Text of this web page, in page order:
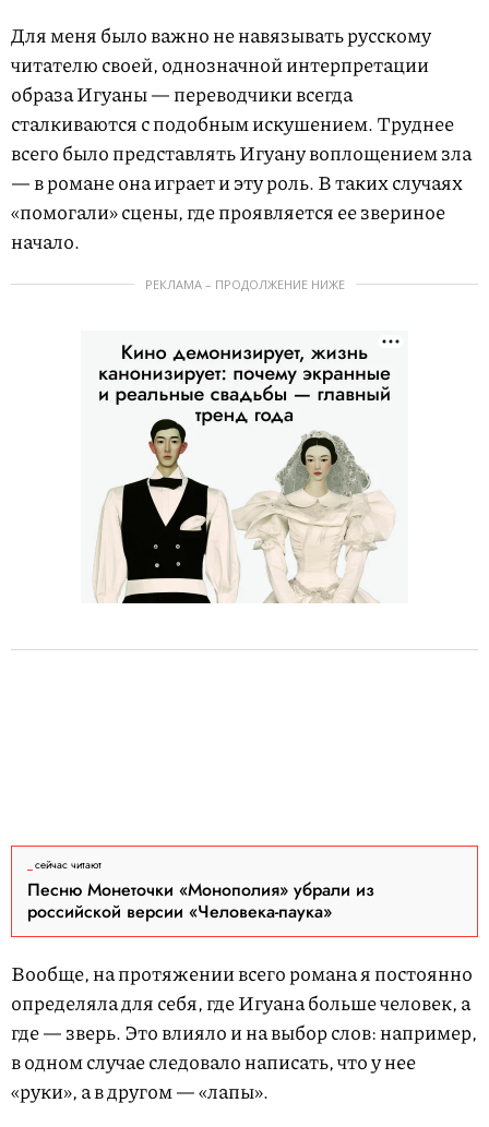
Для меня было важно не навязывать русскому
читателю своей, однозначной интерпретации
образа Игуаны — переводчики всегда
сталкиваются с подобным искушением. Труднее
всего было представлять Игуану воплощением зла
— в романе она играет и эту роль. В таких случаях
«помогали» сцены, где проявляется ее звериное
начало.
РЕКЛАМА – ПРОДОЛЖЕНИЕ НИЖЕ
сейчас читают
Песню Монеточки «Монополия» убрали из
российской версии «Человека-паука»
Вообще, на протяжении всего романа я постоянно
определяла для себя, где Игуана больше человек, а
где — зверь. Это влияло и на выбор слов: например,
в одном случае следовало написать, что у нее
«руки», а в другом — «лапы».